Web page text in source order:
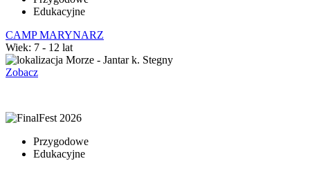
Edukacyjne
CAMP MARYNARZ
Wiek: 7 - 12 lat
Morze - Jantar k. Stegny
Zobacz
Przygodowe
Edukacyjne